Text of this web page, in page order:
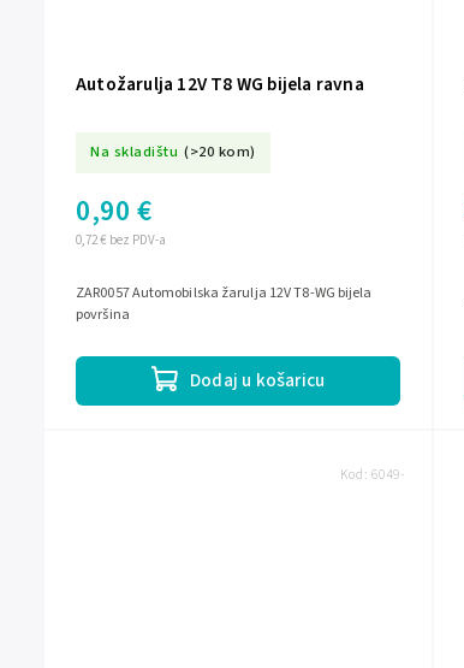
Autožarulja 12V T8 WG bijela ravna
Na skladištu (>20 kom)
0,72 € bez PDV-a
0,90 €
Dodaj u košaricu
ZAR0057 Automobilska žarulja 12V T8-WG bijela
površina
Kod:6049-